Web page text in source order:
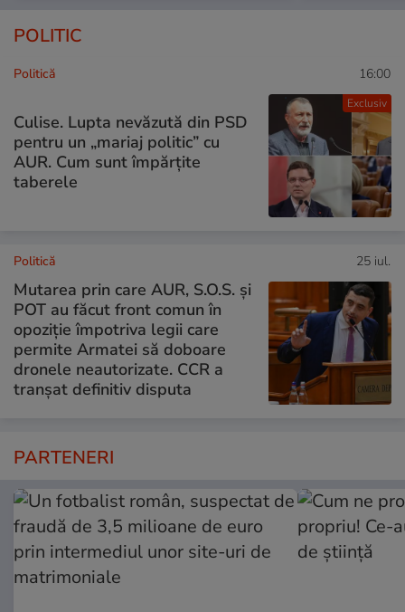
POLITIC
Exclusiv
Politică 16:00
Culise. Lupta nevăzută din PSD
pentru un „mariaj politic” cu
AUR. Cum sunt împărțite
taberele
Politică 25 iul.
Mutarea prin care AUR, S.O.S. și
POT au făcut front comun în
opoziție împotriva legii care
permite Armatei să doboare
dronele neautorizate. CCR a
tranșat definitiv disputa
PARTENERI